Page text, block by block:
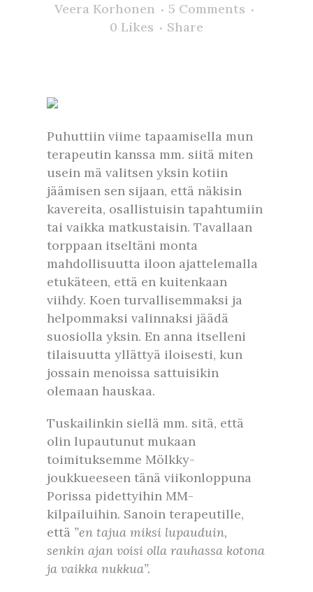
Veera Korhonen
5 Comments
0 Likes Share
Puhuttiin viime tapaamisella mun
terapeutin kanssa mm. siitä miten
usein mä valitsen yksin kotiin
jäämisen sen sijaan, että näkisin
kavereita, osallistuisin tapahtumiin
tai vaikka matkustaisin. Tavallaan
torppaan itseltäni monta
mahdollisuutta iloon ajattelemalla
etukäteen, että en kuitenkaan
viihdy. Koen turvallisemmaksi ja
helpommaksi valinnaksi jäädä
suosiolla yksin. En anna itselleni
tilaisuutta yllättyä iloisesti, kun
jossain menoissa sattuisikin
olemaan hauskaa.
Tuskailinkin siellä mm. sitä, että
olin lupautunut mukaan
toimituksemme Mölkky-
joukkueeseen tänä viikonloppuna
Porissa pidettyihin MM-
kilpailuihin. Sanoin terapeutille,
että ”en tajua miksi lupauduin,
senkin ajan voisi olla rauhassa kotona
ja vaikka nukkua”.